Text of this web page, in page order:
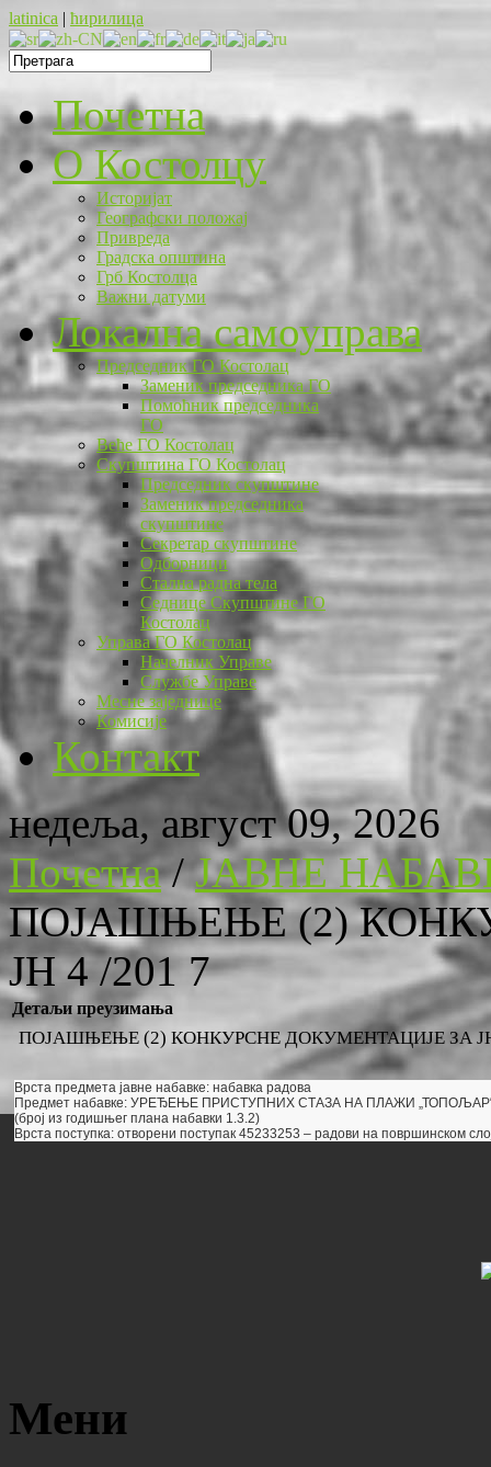
latinica | ћирилица
Почетна
O Костолцу
Историјат
Географски положај
Привреда
Градска општина
Грб Костолца
Важни датуми
Локална самоуправа
Председник ГО Костолац
Заменик председника ГО
Помоћник председника
ГО
Веће ГО Костолац
Скупштина ГО Костолац
Председник скупштине
Заменик председника
скупштине
Секретар скупштине
Одборници
Стална радна тела
Седнице Скупштине ГО
Костолац
Управа ГО Костолац
Начелник Управе
Службе Управе
Месне заједнице
Комисије
Контакт
недеља, август 09, 2026
Почетна/ЈАВНЕ
ПОЈАШЊЕЊЕ (2)
ЈН 4 /201 7
Детаљи преузимања
ПОЈАШЊЕЊЕ (2) КОНКУРСНЕ ДОКУМЕНТАЦИЈЕ ЗА
Врста предмета јавне набавке: набавка радова
Предмет набавке: УРЕЂЕЊЕ ПРИСТУПНИХ СТАЗА НА ПЛАЖИ
(број из годишњег плана набавки 1.3.2)
Врста поступка: отворени поступак 45233253 – радови на површинском
Мени